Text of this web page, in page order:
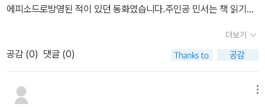
요.초대받지 못해 속상한 마음뿐만 아니라 친구들 사이에서 소외되고
부끄러운 마음을 주인공 민서가 견뎌내고 극복해 가는 과정들을 아이
들이 충분히 공감하며 읽을 수 있었고, 마음이 단단해지는 법을 알 수
에피소드로방영된 적이 있던 동화였습니다.​주인공 민서는 책 읽기를
그맨처럼 웃긴 반장 성모는 반에서 인싸입니다.그리고 민서가 좋아하
는 친구이지요. 매일 집에서 성모 이야기만 하고 공책에 성모로 가득
한 그림을 그립니다.성모의 생일파티에 아이들을 초대하지만 민서는
초대받지 못했어요.성모의 생일날 가방 안에 들어있는 분홍색 초대장
더보기
공감 (0) 댓글 (0)